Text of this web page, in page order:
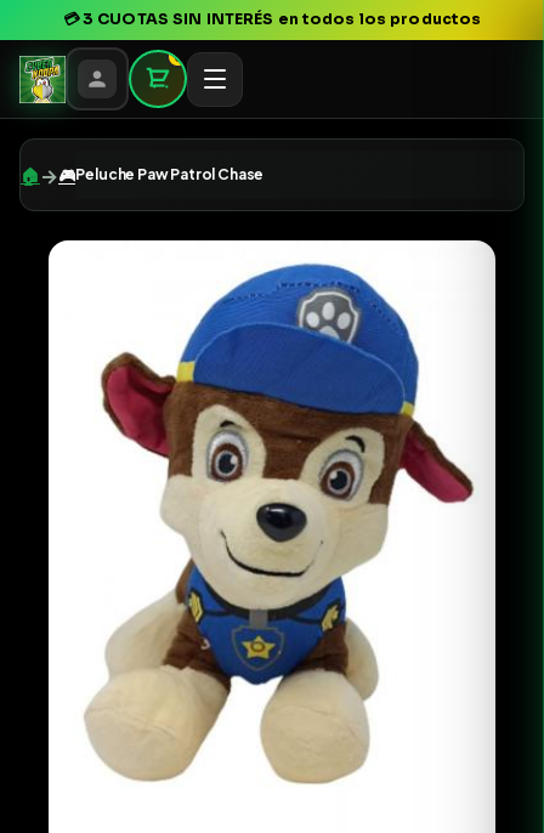
💳3 CUOTAS SIN INTERÉS en todos los productos
0
🏠 →🎮Peluche Paw Patrol Chase